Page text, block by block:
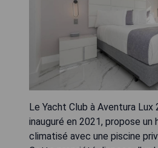
Le Yacht Club à Aventura Lux
inauguré en 2021, propose un
climatisé avec une piscine